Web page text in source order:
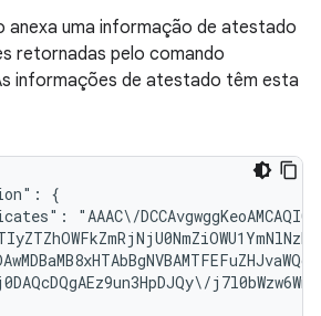
anexa uma informação de atestado
retornadas pelo comando
informações de atestado têm esta
{
"AAAC\/